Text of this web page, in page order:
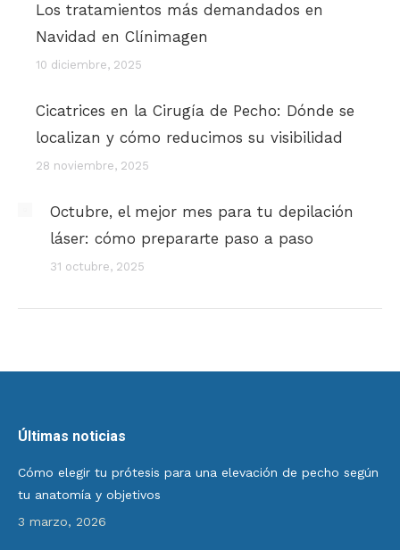
Los tratamientos más demandados en
Navidad en Clínimagen
10 diciembre, 2025
Cicatrices en la Cirugía de Pecho: Dónde se
localizan y cómo reducimos su visibilidad
28 noviembre, 2025
Octubre, el mejor mes para tu depilación
láser: cómo prepararte paso a paso
31 octubre, 2025
Últimas noticias
Cómo elegir tu prótesis para una elevación de pecho según
tu anatomía y objetivos
3 marzo, 2026